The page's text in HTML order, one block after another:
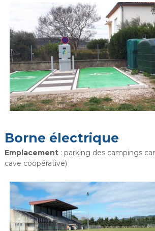
Borne électrique
Emplacement : parking des campings
cave coopérative)